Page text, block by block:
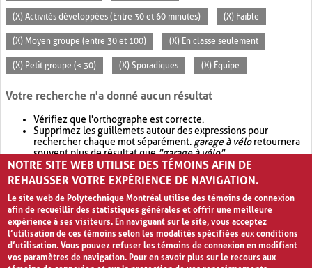
(X) Activités développées (Entre 30 et 60 minutes) (X) Faible
(X) Moyen groupe (entre 30 et 100) (X) En classe seulement
(X) Petit groupe (< 30) (X) Sporadiques (X) Équipe
Votre recherche n'a donné aucun résultat
Vérifiez que l'orthographe est correcte.
Supprimez les guillemets autour des expressions pour
rechercher chaque mot séparément. garage à véloretournera
souvent plus de résultat que"garage à vélo".
Envisagez d'élargir votre recherche avec OR.garage OR vélo
retournera souvent plus de résultat quegarage à vélo
NOTRE SITE WEB UTILISE DES TÉMOINS AFIN DE
REHAUSSER VOTRE EXPÉRIENCE DE NAVIGATION.
Le site web de Polytechnique Montréal utilise des témoins de connexion
afin de recueillir des statistiques générales et offrir une meilleure
expérience à ses visiteurs. En naviguant sur le site, vous acceptez
l’utilisation de ces témoins selon les modalités spécifiées aux conditions
d’utilisation. Vous pouvez refuser les témoins de connexion en modifiant
vos paramètres de navigation. Pour en savoir plus sur le recours aux